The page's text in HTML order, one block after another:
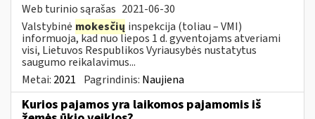
Web turinio sąrašas 2021-06-30
Valstybinė mokesčių inspekcija (toliau – VMI)
informuoja, kad nuo liepos 1 d. gyventojams atveriami
visi, Lietuvos Respublikos Vyriausybės nustatytus
saugumo reikalavimus...
Metai: 2021 Pagrindinis: Naujiena
Kurios pajamos yra laikomos pajamomis iš